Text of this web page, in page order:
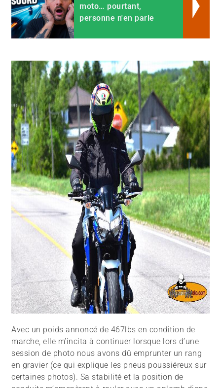
moto… pourtant,
personne n'en parle
Avec un poids annoncé de 467lbs en condition de
marche, elle m’incita à continuer lorsque lors d’une
session de photo nous avons dû emprunter un rang
en gravier (ce qui explique les pneus poussiéreux sur
certaines photos). Sa stabilité et la position de